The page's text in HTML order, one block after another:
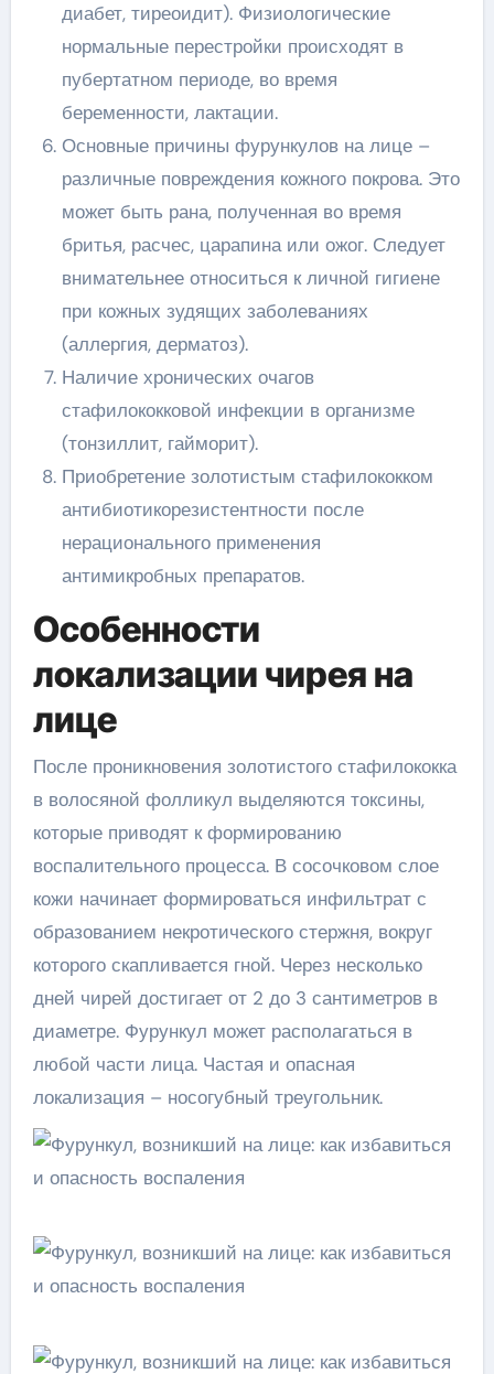
диабет, тиреоидит). Физиологические
нормальные перестройки происходят в
пубертатном периоде, во время
беременности, лактации.
Основные причины фурункулов на лице –
различные повреждения кожного покрова. Это
может быть рана, полученная во время
бритья, расчес, царапина или ожог. Следует
внимательнее относиться к личной гигиене
при кожных зудящих заболеваниях
(аллергия, дерматоз).
Наличие хронических очагов
стафилококковой инфекции в организме
(тонзиллит, гайморит).
Приобретение золотистым стафилококком
антибиотикорезистентности после
нерационального применения
антимикробных препаратов.
Особенности
локализации чирея на
лице
После проникновения золотистого стафилококка
в волосяной фолликул выделяются токсины,
которые приводят к формированию
воспалительного процесса. В сосочковом слое
кожи начинает формироваться инфильтрат с
образованием некротического стержня, вокруг
которого скапливается гной. Через несколько
дней чирей достигает от 2 до 3 сантиметров в
диаметре. Фурункул может располагаться в
любой части лица. Частая и опасная
локализация – носогубный треугольник.